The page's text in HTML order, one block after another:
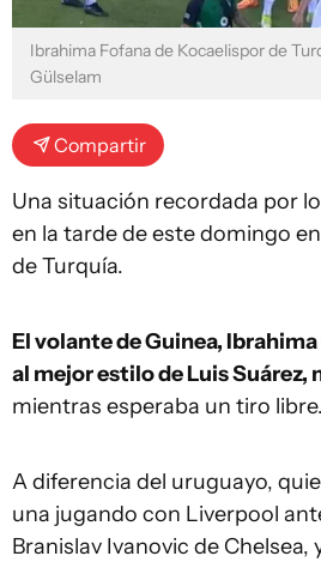
Ibrahima Fofana de Kocaelispor de
Gülselam
Compartir
Una situación recordada por
en la tarde de este domingo
de Turquía.
El volante de Guinea, Ibrahima
al mejor estilo de Luis Suárez,
mientras esperaba un tiro libre.
A diferencia del uruguayo,
una jugando con Liverpool
Branislav Ivanovic de Chelsea,